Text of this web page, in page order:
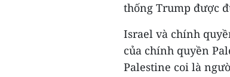
thống Trump được
Israel và chính
của chính quyền
Palestine coi là